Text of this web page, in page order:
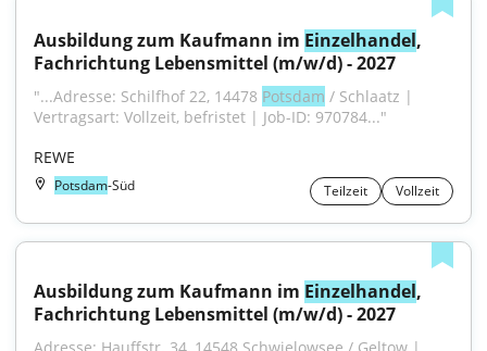
Ausbildung zum Kaufmann im Einzelhandel,
Fachrichtung Lebensmittel (m/w/d) - 2027
"...Adresse: Schilfhof 22, 14478 Potsdam / Schlaatz |
Vertragsart: Vollzeit, befristet | Job-ID: 970784..."
REWE
Potsdam-Süd Teilzeit Vollzeit
Ausbildung zum Kaufmann im Einzelhandel,
Fachrichtung Lebensmittel (m/w/d) - 2027